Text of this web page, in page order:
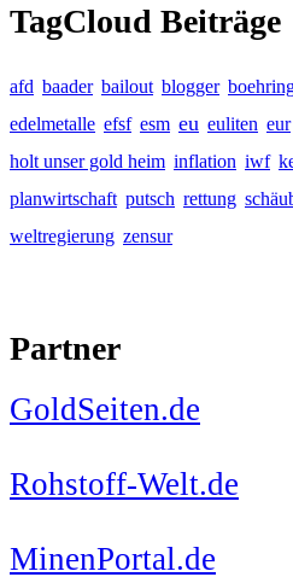
TagCloud Beiträge
afd baader bailout blogger
edelmetalle efsf esm eu euliten eur
holt unser gold heim inflation iwf
planwirtschaft putsch rettung
weltregierung zensur
Partner
GoldSeiten.de
Rohstoff-Welt.de
MinenPortal.de